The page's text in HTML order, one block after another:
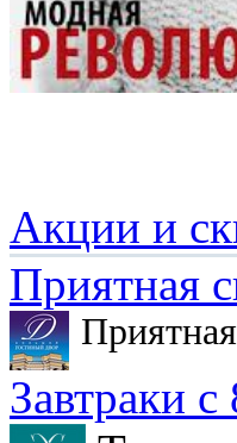
Акции и
Приятная
Завтраки